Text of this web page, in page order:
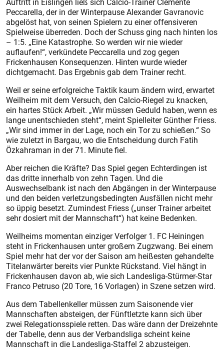
Peccarella, der in der Winterpause Alexander Gavranovic
abgelöst hat, von seinen Spielern zu einer offensiveren
Spielweise überreden. Doch der Schuss ging nach hinten los
– 1:5. „Eine Katastrophe. So werden wir nie wieder
auflaufen!“, verkündete Peccarella und zog gegen
Frickenhausen Konsequenzen. Hinten wurde wieder
dichtgemacht. Das Ergebnis gab dem Trainer recht.
Weil er seine erfolgreiche Taktik kaum ändern wird, erwartet
Weilheim mit dem Versuch, den Calcio-Riegel zu knacken,
ein hartes Stück Arbeit. „Wir müssen Geduld haben, wenn es
lange unentschieden steht“, meint Spielleiter Günther Friess.
„Wir sind immer in der Lage, noch ein Tor zu schießen.“ So
wie zuletzt in Bargau, wo die Entscheidung durch Fatih
Özkahraman in der 71. Minute fiel.
Aber reichen die Kräfte? Das Spiel gegen Echterdingen ist
das dritte innerhalb von zehn Tagen. Und die
Auswechselbank ist nach den Abgängen in der Winterpause
und den beiden verletzungsbedingten Ausfällen nicht mehr
so üppig besetzt. Zumindest Friess („unser Trainer arbeitet
sehr dosiert mit der Mannschaft“) hat keine Bedenken.
Weilheims momentan einziger Verfolger 1. FC Heiningen
steht in Frickenhausen unter großem Zugzwang. Bei einem
Spiel mehr hat der vor der Saison am heißesten gehandelte
Titelanwärter bereits vier Punkte Rückstand. Viel hängt in
Frickenhausen davon ab, wie sich Landesliga-Stürmer-Star
Franco Petruso (20 Tore, 16 Vorlagen) in Szene setzen wird.
Aus dem Tabellenkeller müssen zum Saisonende vier
Mannschaften absteigen, der Fünftletzte kann sich über
zwei Relegationsspiele retten. Das wäre dann der Dreizehnte
der Tabelle, denn aus der Verbandsliga scheint keine
Mannschaft in die Landesliga-Staffel 2 abzusteigen.